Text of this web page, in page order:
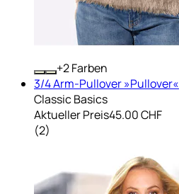
+ Farben
3/4 Arm-Pullover »Pullover«
Classic Basics
Aktueller Preis45.00 CHF
(2)